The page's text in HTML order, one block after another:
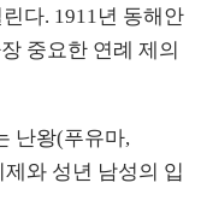
다. 1911년 동해안
중요한 연례 제의
난왕(푸유마,
와 성년 남성의 입